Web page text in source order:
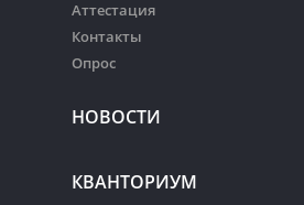
Аттестация
Контакты
Опрос
НОВОСТИ
КВАНТОРИУМ